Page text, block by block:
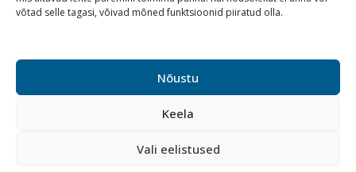
võtad selle tagasi, võivad mõned funktsioonid piiratud olla.
Nõustu
Keela
Vali eelistused